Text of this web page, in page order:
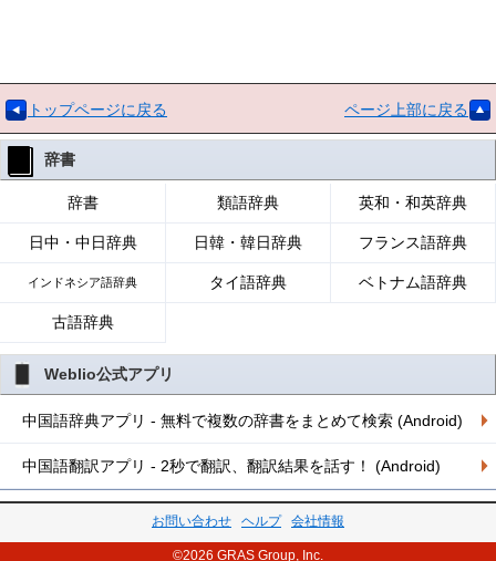
トップページに戻る ページ上部に戻る
辞書
辞書 類語辞典 英和・和英辞典
日中・中日辞典 日韓・韓日辞典 フランス語辞典
インドネシア語辞典 タイ語辞典 ベトナム語辞典
古語辞典
Weblio公式アプリ
中国語辞典アプリ - 無料で複数の辞書をまとめて検索 (Android)
中国語翻訳アプリ - 2秒で翻訳、翻訳結果を話す！ (Android)
お問い合わせ ヘルプ 会社情報
©2026 GRAS Group, Inc.